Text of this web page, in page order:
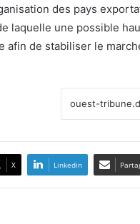
des pays
laquelle une possible
afin de stabiliser le
X Linkedin